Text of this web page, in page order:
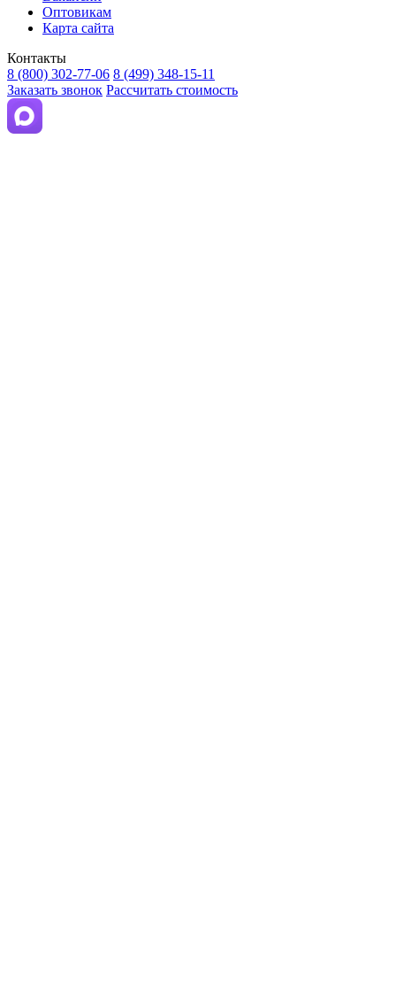
Оптовикам
Карта сайта
Контакты
8 (800) 302-77-06 8 (499) 348-15-11
Заказать звонок Рассчитать стоимость